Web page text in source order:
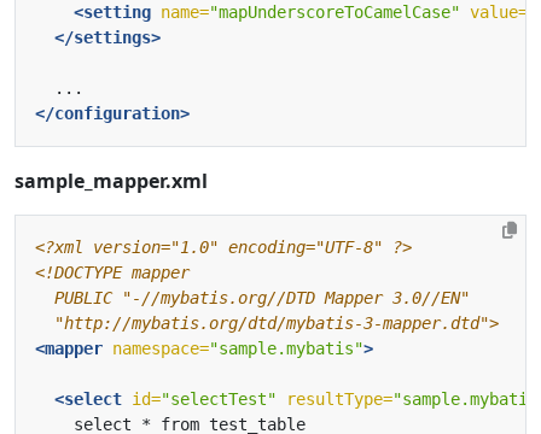
<setting name="mapUnderscoreToCamelCase" value=
</settings>
</configuration>
sample_mapper.xml
<?xml version="1.0" encoding="UTF-8" ?>
  "http://mybatis.org/dtd/mybatis-3-mapper.dtd">
<mapper namespace="sample.mybatis">
<select id="selectTest" resultType=